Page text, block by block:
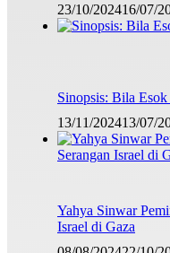
23/10/202416/07/
Sinopsis: Bila
13/11/202413/07/
Yahya Sinwar
Israel di Gaza